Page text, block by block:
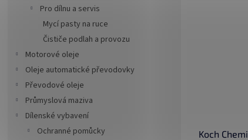
Pro dílnu a servis
Mycí pasty na ruce
Čističe podlah a provozu
Motorové oleje
Oleje automatické převodovky
Převodové oleje
Průmyslová maziva
Dílenské vybavení
Ochranné pomůcky
Koch